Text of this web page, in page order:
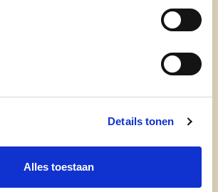
Details tonen
Alles toestaan
cd&v Ieper